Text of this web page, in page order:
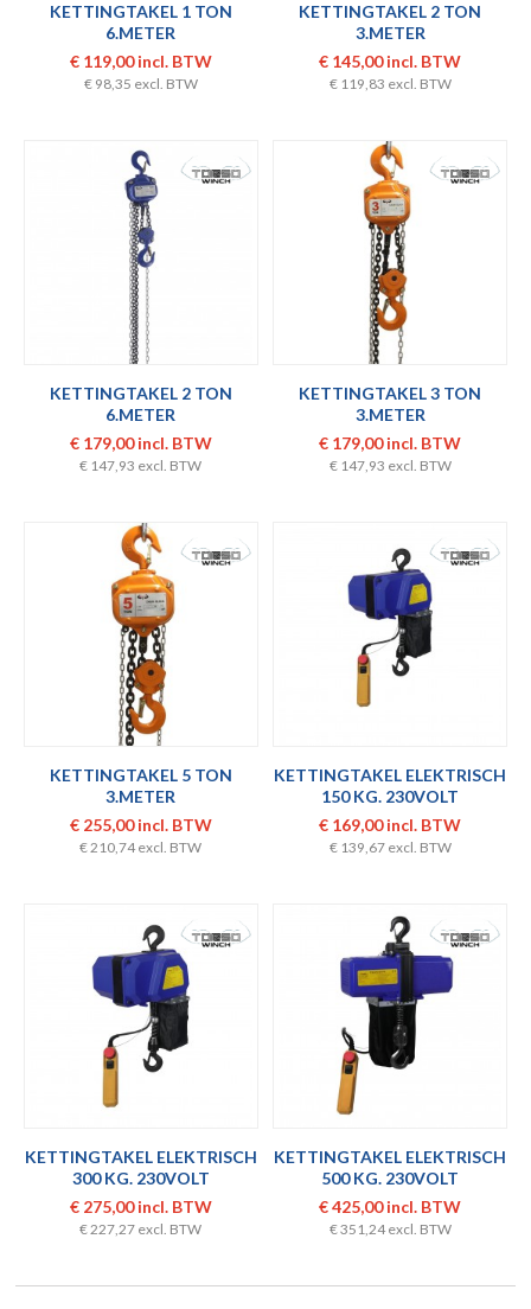
KETTINGTAKEL 1 TON
6.METER
€ 119,00 incl. BTW
€ 98,35 excl. BTW
KETTINGTAKEL 2 TON
3.METER
€ 145,00 incl. BTW
€ 119,83 excl. BTW
KETTINGTAKEL 2 TON
6.METER
€ 179,00 incl. BTW
€ 147,93 excl. BTW
KETTINGTAKEL 3 TON
3.METER
€ 179,00 incl. BTW
€ 147,93 excl. BTW
KETTINGTAKEL 5 TON
3.METER
€ 255,00 incl. BTW
€ 210,74 excl. BTW
KETTINGTAKEL ELEKTRISCH
150 KG. 230VOLT
€ 169,00 incl. BTW
€ 139,67 excl. BTW
KETTINGTAKEL ELEKTRISCH
300 KG. 230VOLT
€ 275,00 incl. BTW
€ 227,27 excl. BTW
KETTINGTAKEL ELEKTRISCH
500 KG. 230VOLT
€ 425,00 incl. BTW
€ 351,24 excl. BTW